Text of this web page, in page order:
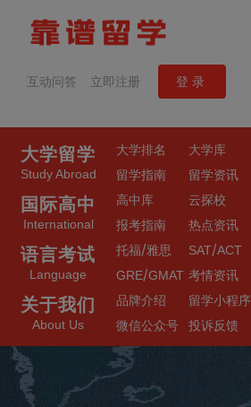
互动问答 立即注册 登录
大学留学
Study Abroad
大学排名
大学库
留学指南
留学资讯
国际高中
International
高中库
云探校
报考指南
热点资讯
语言考试
Language
托福/雅思 SAT/ACT
GRE/GMAT 考情资讯
关于我们
About Us
品牌介绍
留学小程序
微信公众号
投诉反馈